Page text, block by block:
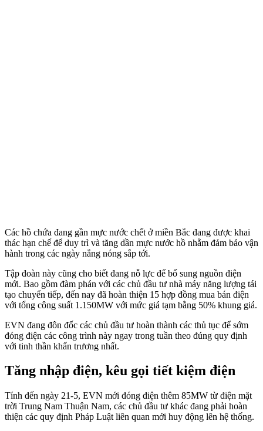
Các hồ chứa đang gần mực nước chết ở miền Bắc đang được khai
thác hạn chế để duy trì và tăng dần mực nước hồ nhằm đảm bảo vận
hành trong các ngày nắng nóng sắp tới.
Tập đoàn này cũng cho biết đang nỗ lực để bổ sung nguồn điện
mới. Bao gồm đàm phán với các chủ đầu tư nhà máy năng lượng tái
tạo chuyển tiếp, đến nay đã hoàn thiện 15 hợp đồng mua bán điện
với tổng công suất 1.150MW với mức giá tạm bằng 50% khung giá.
EVN đang đôn đốc các chủ đầu tư hoàn thành các thủ tục để sớm
đóng điện các công trình này ngay trong tuần theo đúng quy định
với tinh thần khẩn trương nhất.
Tăng nhập điện, kêu gọi tiết kiệm điện
Tính đến ngày 21-5, EVN mới đóng điện thêm 85MW từ điện mặt
trời Trung Nam Thuận Nam, các chủ đầu tư khác đang phải hoàn
thiện các quy định Pháp Luật liên quan mới huy động lên hệ thống.